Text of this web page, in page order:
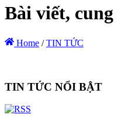
Bài viết,
Home / TIN TỨC
TIN TỨC NỔI BẬT